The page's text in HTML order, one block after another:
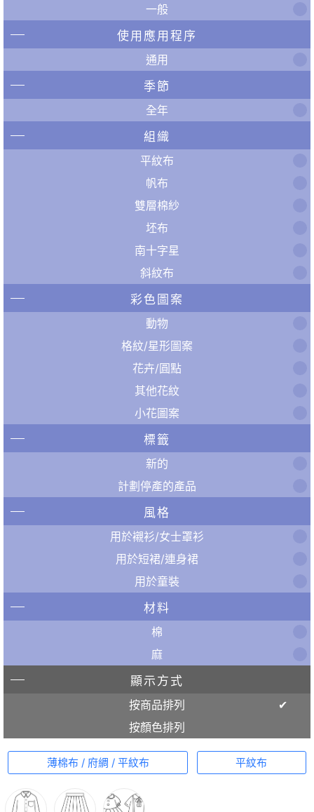
一般
使用應用程序
通用
季節
全年
組織
平紋布
帆布
雙層棉紗
坯布
南十字星
斜紋布
彩色圖案
動物
格紋/星形圖案
花卉/圓點
其他花紋
小花圖案
標籤
新的
計劃停產的產品
風格
用於襯衫/女士罩衫
用於短裙/連身裙
用於童裝
材料
棉
麻
顯示方式
按商品排列
按顏色排列
薄棉布 / 府綢 / 平紋布 平紋布